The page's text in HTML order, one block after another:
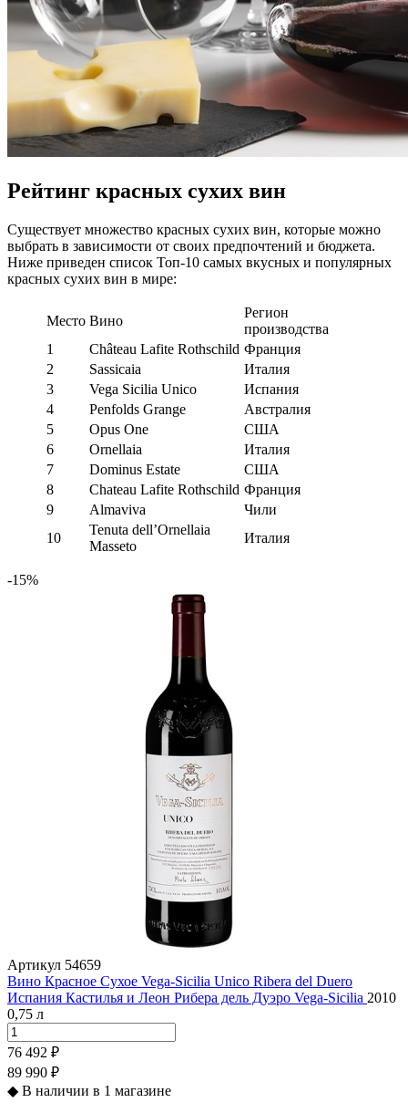
Рейтинг красных сухих вин
Существует множество красных сухих вин, которые можно
выбрать в зависимости от своих предпочтений и бюджета.
Ниже приведен список Топ-10 самых вкусных и популярных
красных сухих вин в мире:
Место Вино
Регион
производства
1
Château Lafite Rothschild Франция
2
Sassicaia
Италия
3
Vega Sicilia Unico
Испания
4
Penfolds Grange
Австралия
5
Opus One
США
6
Ornellaia
Италия
7
Dominus Estate
США
8
Chateau Lafite Rothschild Франция
9
Almaviva
Чили
10
Tenuta dell’Ornellaia
Masseto
Италия
-15%
Артикул 54659
Вино Красное Сухое Vega-Sicilia Unico Ribera del Duero
Испания Кастилья и Леон Рибера дель Дуэро Vega-Sicilia 2010
0,75 л
76 492 ₽
89 990 ₽
◆ В наличии в 1 магазине